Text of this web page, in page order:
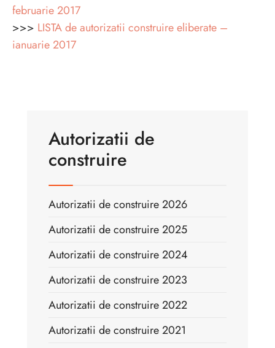
februarie 2017
>>> LISTA de autorizatii construire eliberate –
ianuarie 2017
Autorizatii de
construire
Autorizatii de construire 2026
Autorizatii de construire 2025
Autorizatii de construire 2024
Autorizatii de construire 2023
Autorizatii de construire 2022
Autorizatii de construire 2021